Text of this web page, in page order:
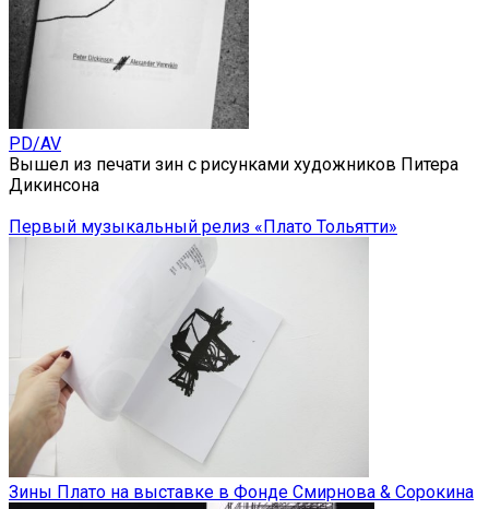
PD/AV
Вышел из печати зин с рисунками художников Питера
Дикинсона
Первый музыкальный релиз «Плато Тольятти»
Зины Плато на выставке в Фонде Смирнова & Сорокина